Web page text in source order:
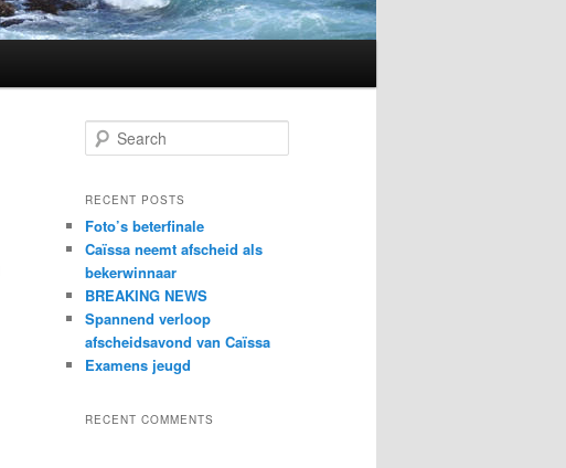
e
r
h
RECENT POSTS
Foto’s beterfinale
Caïssa neemt afscheid als
bekerwinnaar
BREAKING NEWS
Spannend verloop
afscheidsavond van Caïssa
Examens jeugd
RECENT COMMENTS